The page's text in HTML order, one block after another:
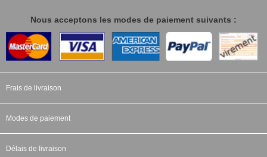
Nous acceptons les modes de paiement suivants :
Frais de livraison
Modes de paiement
Délais de livraison